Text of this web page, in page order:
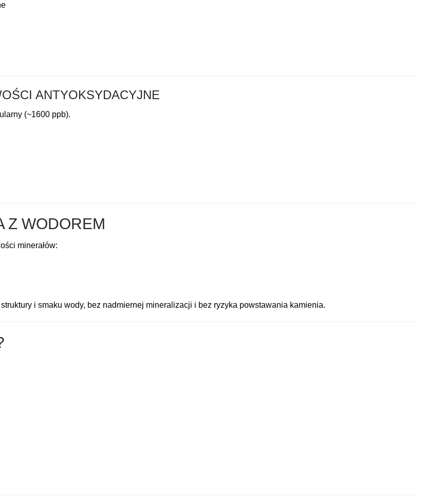
ANTYOKSYDACYJNE
(~1600 ppb).
Z WODOREM
minerałów:
i smaku wody, bez nadmiernej mineralizacji i bez ryzyka powstawania kamienia.